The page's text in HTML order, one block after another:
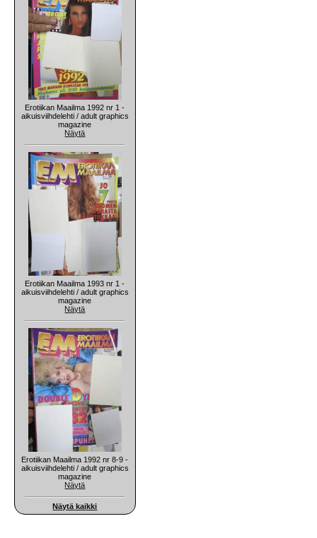
Erotiikan Maailma 1992 nr 1 -
aikuisviihdelehti / adult graphics
magazine
Näytä
Erotiikan Maailma 1993 nr 1 -
aikuisviihdelehti / adult graphics
magazine
Näytä
Erotiikan Maailma 1992 nr 8-9 -
aikuisviihdelehti / adult graphics
magazine
Näytä
Näytä kaikki